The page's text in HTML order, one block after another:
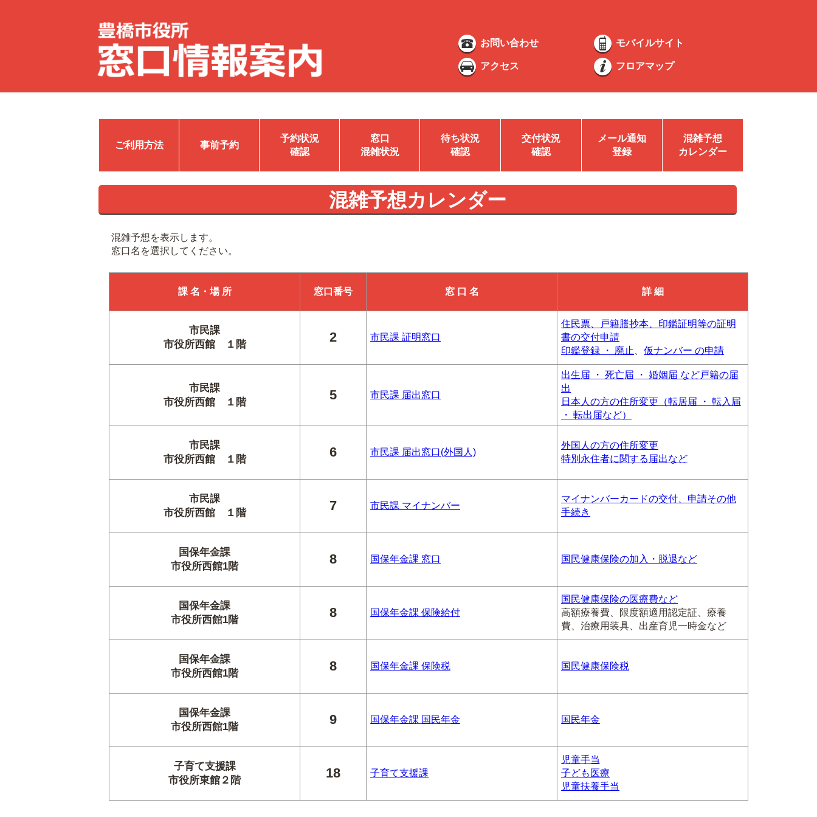
お問い合わせ モバイルサイト
アクセス フロアマップ
ご利用方法 事前予約
予約状況
確認
窓口
混雑状況
待ち状況
確認
交付状況
確認
メール通知
登録
混雑予想
カレンダー
混雑予想カレンダー
混雑予想を表示します。
窓口名を選択してください。
課 名・場 所 窓口番号 窓 口 名 詳 細
市民課
市役所西館 １階
2 市民課 証明窓口
住民票、戸籍謄抄本、印鑑証明等の証明
書の交付申請
印鑑登録 ・ 廃止
仮ナンバー の申請
市民課
市役所西館 １階
5 市民課 届出窓口
出生届 ・ 死亡届 ・ 婚姻届 など戸籍の届
出
日本人の方の住所変更（転居届 ・ 転入届
・ 転出届など）
市民課
市役所西館 １階
6 市民課 届出窓口(外国人)
外国人の方の住所変更
特別永住者に関する届出など
市民課
市役所西館 １階
7 市民課 マイナンバー
マイナンバーカードの交付、申請その他
手続き
国保年金課
市役所西館1階
8 国保年金課 窓口 国民健康保険の加入・脱退など
国保年金課
市役所西館1階
8 国保年金課 保険給付
国民健康保険の医療費など
高額療養費、限度額適用認定証、療養
費、治療用装具、出産育児一時金など
国保年金課
市役所西館1階
8 国保年金課 保険税 国民健康保険税
国保年金課
市役所西館1階
9 国保年金課 国民年金 国民年金
子育て支援課
市役所東館２階
18 子育て支援課
児童手当
子ども医療
児童扶養手当